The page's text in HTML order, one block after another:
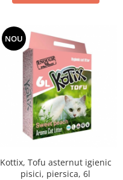
NOU
Kottix, Tofu asternut igienic
pisici, piersica, 6l